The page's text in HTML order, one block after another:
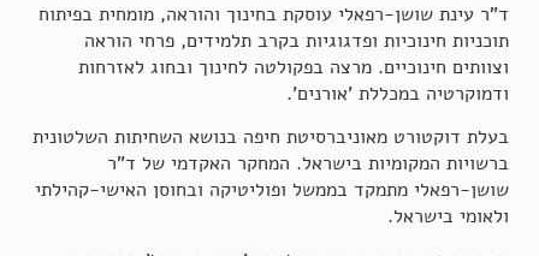
ד"ר עינת שושן-רפאלי עוסקת בחינוך והוראה, מומחית בפיתוח
תוכניות חינוכיות ופדגוגיות בקרב תלמידים, פרחי הוראה
וצוותים חינוכיים. מרצה בפקולטה לחינוך ובחוג לאזרחות
ודמוקרטיה במכללת 'אורנים'.
בעלת דוקטורט מאוניברסיטת חיפה בנושא השחיתות השלטונית
ברשויות המקומיות בישראל. המחקר האקדמי של ד"ר
שושן-רפאלי מתמקד בממשל ופוליטיקה ובחוסן האישי-קהילתי
ולאומי בישראל.